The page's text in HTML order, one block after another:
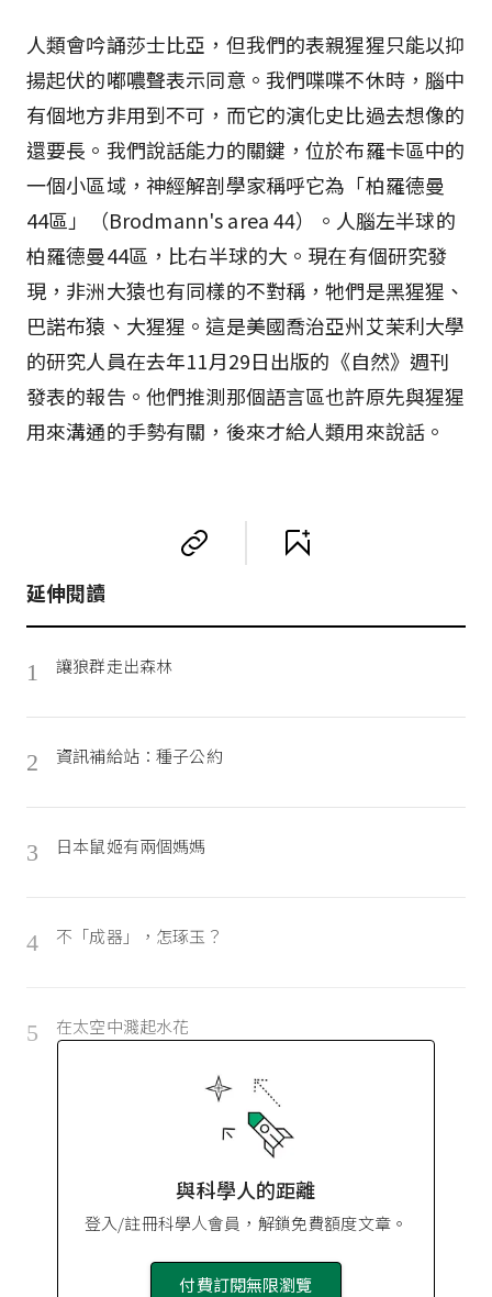
人類會吟誦莎士比亞，但我們的表親猩猩只能以抑
揚起伏的嘟噥聲表示同意。我們喋喋不休時，腦中
有個地方非用到不可，而它的演化史比過去想像的
還要長。我們說話能力的關鍵，位於布羅卡區中的
一個小區域，神經解剖學家稱呼它為「柏羅德曼
44區」（Brodmann's area 44）。人腦左半球的
柏羅德曼44區，比右半球的大。現在有個研究發
現，非洲大猿也有同樣的不對稱，牠們是黑猩猩、
巴諾布猿、大猩猩。這是美國喬治亞州艾茉利大學
的研究人員在去年11月29日出版的《自然》週刊
發表的報告。他們推測那個語言區也許原先與猩猩
用來溝通的手勢有關，後來才給人類用來說話。
延伸閱讀
1 讓狼群走出森林
2 資訊補給站：種子公約
3 日本鼠姬有兩個媽媽
4 不「成器」，怎琢玉？
5 在太空中濺起水花
與科學人的距離
登入/註冊科學人會員，解鎖免費額度文章。
付費訂閱無限瀏覽